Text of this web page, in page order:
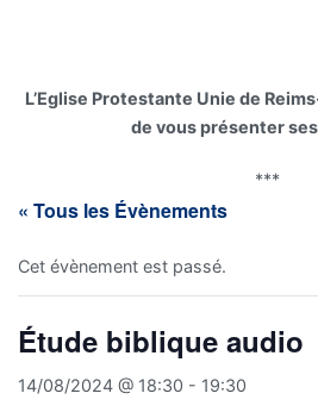
L’Eglise Protestante Unie de
de vous présenter
***
« Tous les Évènements
Cet évènement est passé.
Étude biblique audio
14/08/2024 @ 18:30 - 19:30